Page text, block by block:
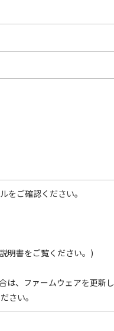
をご確認ください。
明書をご覧ください。)
は、ファームウェアを更新し
さい。